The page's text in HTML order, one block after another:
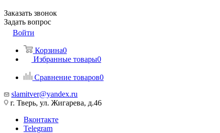
Заказать звонок
Задать вопрос
Войти
Корзина0
Избранные товары0
Сравнение товаров0
slamitver@yandex.ru
г. Тверь, ул. Жигарева, д.46
Вконтакте
Telegram